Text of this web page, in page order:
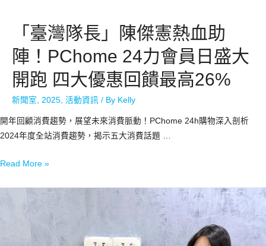
「臺灣隊長」陳傑憲熱血助
陣！PChome 24力會員日盛大
開跑 四大優惠回饋最高26%
新聞室 2025 活動資訊 / By Kelly
開年回顧消費趨勢，展望未來消費脈動！PChome 24h購物深入剖析
2024年度全站消費趨勢，揭示五大消費話題 …
Read More »